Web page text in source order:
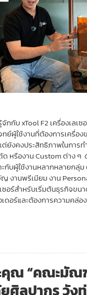
กกับ xTool F2 เครื่องเลเซ
ย์ผู้ใช้งานที่ต้องการเครื่อ
ยังคงประสิทธิภาพในการท
ด หรืองาน Custom ต่าง
ะกับผู้ใช้งานหลากหลายก
งานพรีเมียม งาน
ซอร์สำหรับเริ่มต้นธุรกิจขน
อร์และต้องการความคล่อ
คุณ “คณะมั
ศิลปากร วังท่